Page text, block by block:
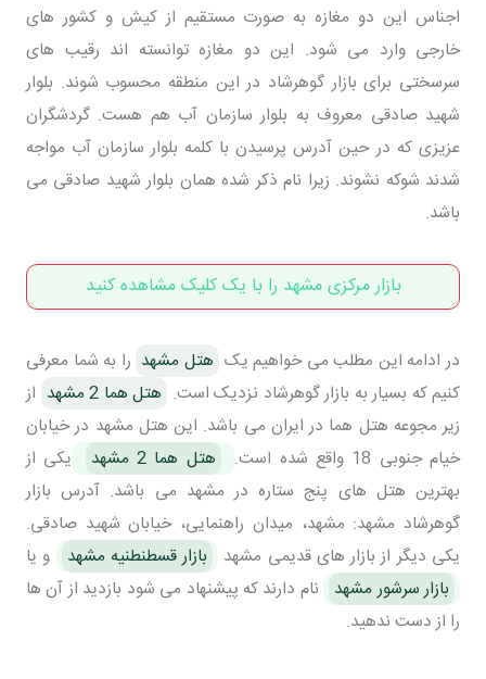
اجناس این دو مغازه به صورت مستقیم از کیش و کشور های
خارجی وارد می شود. این دو مغازه توانسته اند رقیب های
سرسختی برای بازار گوهرشاد در این منطقه محسوب شوند. بلوار
شهید صادقی معروف به بلوار سازمان آب هم هست. گردشگران
عزیزی که در حین آدرس پرسیدن با کلمه بلوار سازمان آب مواجه
شدند شوکه نشوند. زیرا نام ذکر شده همان بلوار شهید صادقی می
باشد.
بازار مرکزی مشهد را با یک کلیک مشاهده کنید
در ادامه این مطلب می خواهیم یک هتل مشهد را به شما معرفی
کنیم که بسیار به بازار گوهرشاد نزدیک است. هتل هما 2 مشهد
از
زیر مجوعه هتل هما در ایران می باشد. این هتل مشهد در خیابان
خیام جنوبی 18 واقع شده است.
هتل هما 2 مشهد
یکی از
بهترین هتل های پنج ستاره در مشهد می باشد. آدرس بازار
گوهرشاد مشهد: مشهد، میدان راهنمایی، خیابان شهید صادقی.
یکی دیگر از بازار های قدیمی مشهد
بازار قسطنطنیه مشهد
و یا
بازار سرشور مشهد
نام دارند که پیشنهاد می شود بازدید از آن ها
را از دست ندهید.